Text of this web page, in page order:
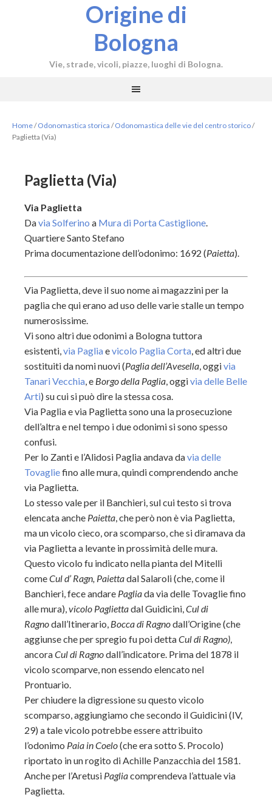
Origine di
Bologna
Vie, strade, vicoli, piazze, luoghi di Bologna.
Home/ Odonomastica storica / Odonomastica delle vie del centro storico/
Paglietta (Via)
Paglietta (Via)
Via Paglietta
Davia Solferino a Mura di Porta Castiglione.
Quartiere Santo Stefano
Prima documentazione dell’odonimo: 1692 (Paietta).
Via Paglietta, deve il suo nome ai magazzini per la
paglia che qui erano ad uso delle varie stalle un tempo
numerosissime.
Vi sono altri due odonimi a Bologna tuttora
esistenti,via Pagliaevicolo Paglia Corta, ed altri due
sostituiti da nomi nuovi (Paglia dell’Avesella, oggivia
Tanari Vecchia, e Borgo della Paglia, oggivia delle Belle
Arti) su cui si può dire la stessa cosa.
Via Pagliae via Paglietta sono una la prosecuzione
dell’altra e nel tempo i due odonimi si sono spesso
confusi.
Per lo Zanti e l’Alidosi Paglia andava davia delle
Tovagliefino alle mura, quindi comprendendo anche
via Paglietta.
Lo stesso vale per il Banchieri, sul cui testo si trova
elencata anche Paietta, che però non è via Paglietta,
ma un vicolo cieco, ora scomparso, che si diramava da
via Paglietta a levante in prossimità delle mura.
Questo vicolo fu indicato nella pianta del Mitelli
comeCul d’ Ragn, Paiettadal Salaroli (che, come il
Banchieri, fece andare Pagliada via delle Tovaglie fino
alle mura),vicolo Pagliettadal Guidicini,Cul di
Ragnodall’Itinerario, Bocca di Ragnodall’Origine (che
aggiunse che per spregio fu poi dettaCul di Ragno),
ancoraCul di Ragnodall’indicatore. Prima del 1878 il
vicolo scomparve, non essendo elencato nel
Prontuario.
Per chiudere la digressione su questo vicolo
scomparso, aggiungiamo che secondo il Guidicini (IV,
29) a tale vicolo potrebbe essere attribuito
l’odonimo Paia in Coelo(che era sotto S. Procolo)
riportato in un rogito di Achille Panzacchia del 1581.
Anche per l’Aretusi Pagliacomprendeva l’attuale via
Paglietta.